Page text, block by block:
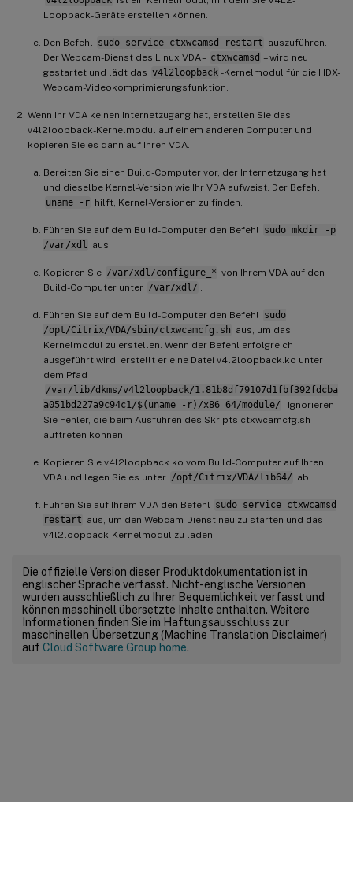
Loopback-Geräte erstellen können.
Den Befehl sudo service ctxwcamsd restart auszuführen.
Der Webcam-Dienst des Linux VDA – ctxwcamsd – wird neu
gestartet und lädt das v4l2loopback -Kernelmodul für die HDX-
Webcam-Videokomprimierungsfunktion.
Wenn Ihr VDA keinen Internetzugang hat, erstellen Sie das
v4l2loopback-Kernelmodul auf einem anderen Computer und
kopieren Sie es dann auf Ihren VDA.
Bereiten Sie einen Build-Computer vor, der Internetzugang hat
und dieselbe Kernel-Version wie Ihr VDA aufweist. Der Befehl
uname -r hilft, Kernel-Versionen zu finden.
Führen Sie auf dem Build-Computer den Befehl
sudo mkdir -p
/var/xdl
aus.
Kopieren Sie /var/xdl/configure_* von Ihrem VDA auf den
Build-Computer unter /var/xdl/
Führen Sie auf dem Build-Computer den Befehl
sudo
/opt/Citrix/VDA/sbin/ctxwcamcfg.sh aus, um das
Kernelmodul zu erstellen. Wenn der Befehl erfolgreich
ausgeführt wird, erstellt er eine Datei v4l2loopback.ko unter
dem Pfad
/var/lib/dkms/v4l2loopback/1.81b8df79107d1fbf392fdcba
a051bd227a9c94c1/$(uname -r)/x86_64/module/
. Ignorieren
Sie Fehler, die beim Ausführen des Skripts ctxwcamcfg.sh
auftreten können.
Kopieren Sie v4l2loopback.ko vom Build-Computer auf Ihren
VDA und legen Sie es unter /opt/Citrix/VDA/lib64/ ab.
Führen Sie auf Ihrem VDA den Befehl
sudo service ctxwcamsd
restart aus, um den Webcam-Dienst neu zu starten und das
v4l2loopback-Kernelmodul zu laden.
Die offizielle Version dieser Produktdokumentation ist in
englischer Sprache verfasst. Nicht-englische Versionen
wurden ausschließlich zu Ihrer Bequemlichkeit verfasst und
können maschinell übersetzte Inhalte enthalten. Weitere
Informationen finden Sie im Haftungsausschluss zur
maschinellen Übersetzung (Machine Translation Disclaimer)
auf Cloud Software Group home.